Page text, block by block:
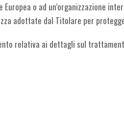
o ad un’organizzazione
adottate dal Titolare per
relativa ai dettagli sul